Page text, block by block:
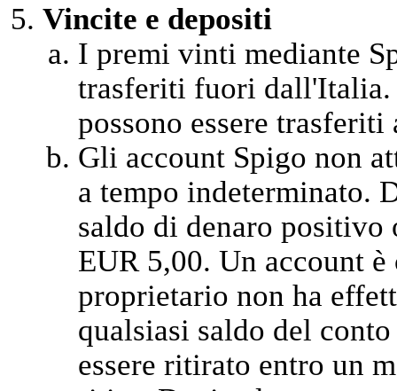
Vincite e depositi
I premi vinti mediante
trasferiti fuori dall'Italia.
possono essere
Gli account Spigo non
a tempo indeterminato.
saldo di denaro positivo
EUR 5,00. Un account
proprietario non ha
qualsiasi saldo del
essere ritirato entro un